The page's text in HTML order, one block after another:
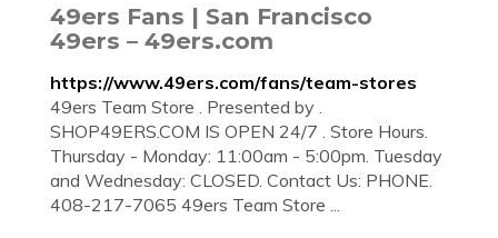
49ers Fans | San Francisco
49ers – 49ers.com
https://www.49ers.com/fans/team-stores
49ers Team Store . Presented by .
SHOP49ERS.COM IS OPEN 24/7 . Store Hours.
Thursday - Monday: 11:00am - 5:00pm. Tuesday
and Wednesday: CLOSED. Contact Us: PHONE.
408-217-7065 49ers Team Store ...